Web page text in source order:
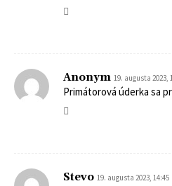
Anonym 19. augusta 2023,
Primátorová úderka sa
Stevo 19. augusta 2023, 14:45